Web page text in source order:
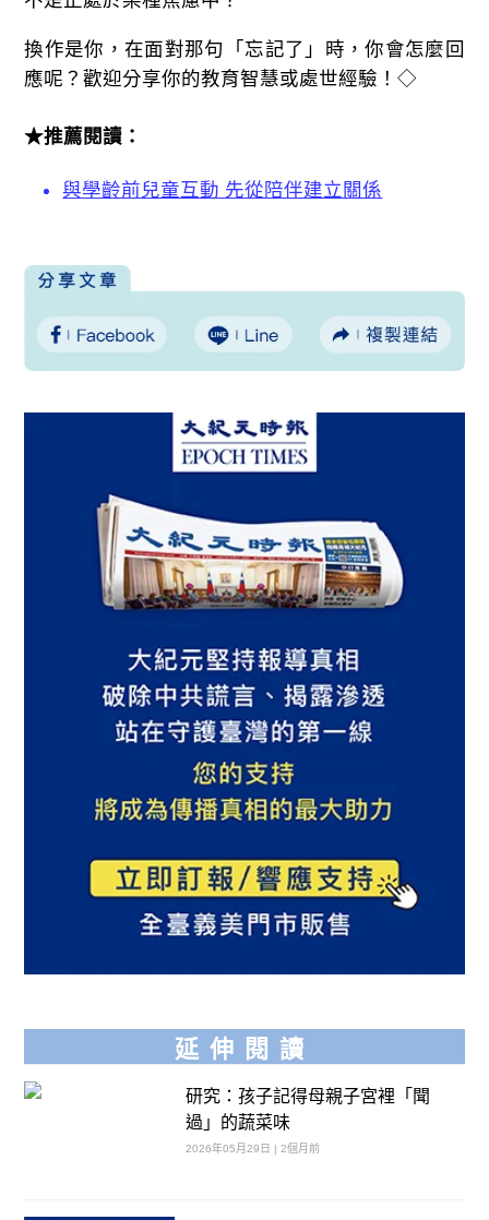
換作是你，在面對那句「忘記了」時，你會怎麼回
應呢？歡迎分享你的教育智慧或處世經驗！◇
★推薦閱讀：
與學齡前兒童互動 先從陪伴建立關係
延伸閱讀
研究：孩子記得母親子宮裡「聞
過」的蔬菜味
2026年05月29日 | 2個月前